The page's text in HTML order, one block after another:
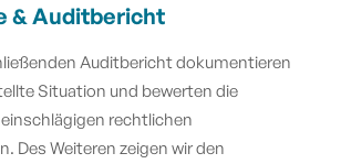
& Auditbericht
Auditbericht dokumentieren
Situation und bewerten die
rechtlichen
Des Weiteren zeigen wir den